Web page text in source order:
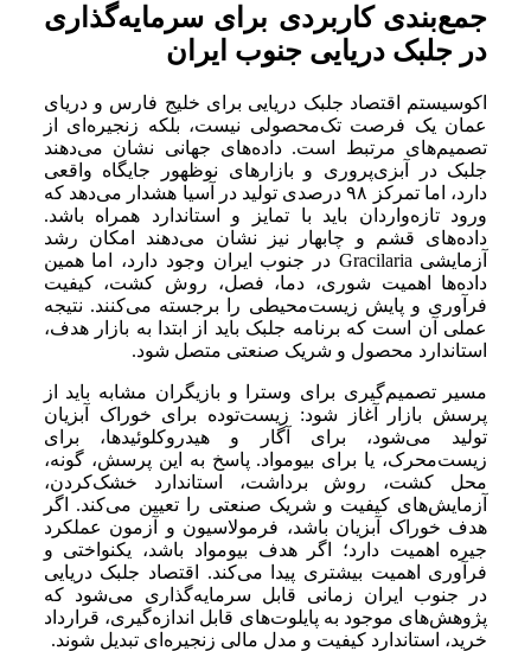
جمع‌بندی کاربردی برای سرمایه‌گذاری
در جلبک دریایی جنوب ایران
اکوسیستم اقتصاد جلبک دریایی برای خلیج فارس و دریای
عمان یک فرصت تک‌محصولی نیست، بلکه زنجیره‌ای از
تصمیم‌های مرتبط است. داده‌های جهانی نشان می‌دهند
جلبک در آبزی‌پروری و بازارهای نوظهور جایگاه واقعی
دارد، اما تمرکز ۹۸ درصدی تولید در آسیا هشدار می‌دهد که
ورود تازه‌واردان باید با تمایز و استاندارد همراه باشد.
داده‌های قشم و چابهار نیز نشان می‌دهند امکان رشد
آزمایشی Gracilaria در جنوب ایران وجود دارد، اما همین
داده‌ها اهمیت شوری، دما، فصل، روش کشت، کیفیت
فرآوری و پایش زیست‌محیطی را برجسته می‌کنند. نتیجه
عملی آن است که برنامه جلبک باید از ابتدا به بازار هدف،
استاندارد محصول و شریک صنعتی متصل شود.
مسیر تصمیم‌گیری برای وسترا و بازیگران مشابه باید از
پرسش بازار آغاز شود: زیست‌توده برای خوراک آبزیان
تولید می‌شود، برای آگار و هیدروکلوئیدها، برای
زیست‌محرک، یا برای بیومواد. پاسخ به این پرسش، گونه،
محل کشت، روش برداشت، استاندارد خشک‌کردن،
آزمایش‌های کیفیت و شریک صنعتی را تعیین می‌کند. اگر
هدف خوراک آبزیان باشد، فرمولاسیون و آزمون عملکرد
جیره اهمیت دارد؛ اگر هدف بیومواد باشد، یکنواختی و
فرآوری اهمیت بیشتری پیدا می‌کند. اقتصاد جلبک دریایی
در جنوب ایران زمانی قابل سرمایه‌گذاری می‌شود که
پژوهش‌های موجود به پایلوت‌های قابل اندازه‌گیری، قرارداد
خرید، استاندارد کیفیت و مدل مالی زنجیره‌ای تبدیل شوند.